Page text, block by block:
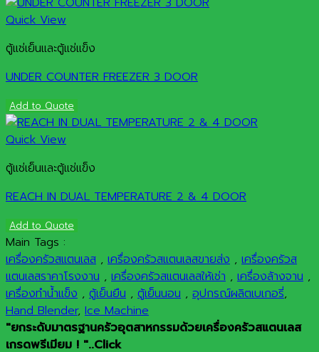
Quick View
ตู้แช่เย็นและตู้แช่แข็ง
UNDER COUNTER FREEZER 3 DOOR
Add to Quote
Quick View
ตู้แช่เย็นและตู้แช่แข็ง
REACH IN DUAL TEMPERATURE 2 & 4 DOOR
Add to Quote
Main Tags :
เครื่องครัวสแตนเลส , เครื่องครัวสแตนเลสขายส่ง , เครื่องครัวส
แตนเลสราคาโรงงาน , เครื่องครัวสแตนเลสให้เช่า , เครื่องล้างจาน ,
เครื่องทำน้ำแข็ง , ตู้เย็นยืน , ตู้เย็นนอน , อุปกรณ์ผลิตเบเกอรี่,
Hand Blender, Ice Machine
"ยกระดับมาตรฐานครัวอุตสาหกรรมด้วยเครื่องครัวสแตนเลส
เกรดพรีเมียม ! "..Click